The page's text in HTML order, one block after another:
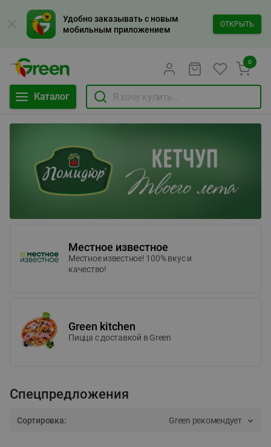
Удобно заказывать с новым
мобильным приложением
ОТКРЫТЬ
Каталог
0
Местное известное
Местное известное! 100% вкус и
качество!
Green kitchen
Пицца c доставкой в Green
Спецпредложения
Сортировка: Green рекомендует